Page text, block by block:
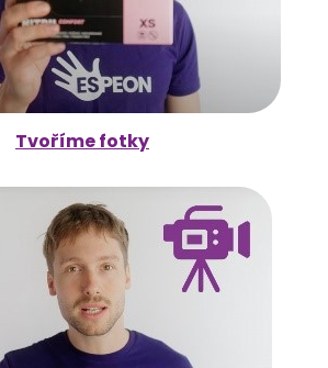
Tvoříme fotky